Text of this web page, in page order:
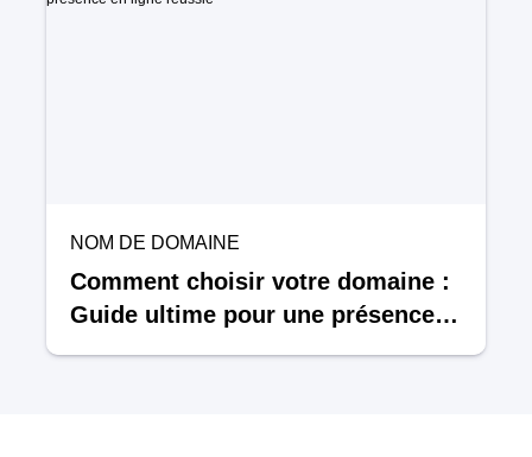
NOM DE DOMAINE
Comment choisir votre domaine :
Guide ultime pour une présence